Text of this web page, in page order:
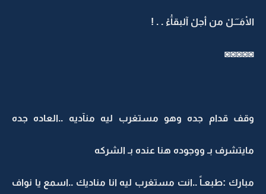
الْامَـَـَـلْ من أجلْ آلبقآْءْ . . !
◙◙◙◙◙
وقف قدام جده وهو مستغرب ليه منآديه ..العاده جده
مايتشرف بـ ووجوده هنا عنده بـ الشركه
مبارك :طبعـاً ..انت مستغرب ليه انا مناديك ..اسمع يا نواف